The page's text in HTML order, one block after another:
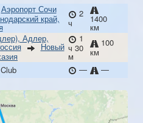
Аэропорт Сочи
край,
2
ч
1400
км
Адлер,
Новый
1
ч 30
м
100
км
— —